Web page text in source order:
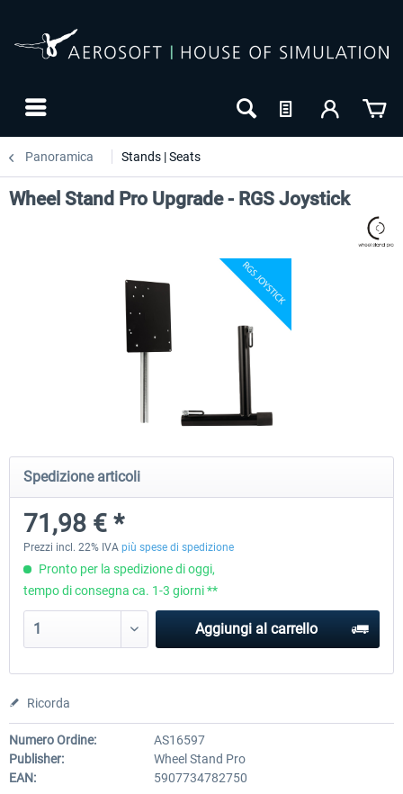
Panoramica Stands | Seats
Wheel Stand Pro for Thrustmaster
230,66 € *
Wheel Stand Pro Upgrade - RGS Joystick
Spedizione articoli
71,98 € *
Prezzi incl. 22% IVA più spese di spedizione
Pronto per la spedizione di oggi,
tempo di consegna ca. 1-3 giorni **
Aggiungi al carrello
Ricorda
Numero Ordine:
AS16597
Publisher:
Wheel Stand Pro
EAN:
5907734782750